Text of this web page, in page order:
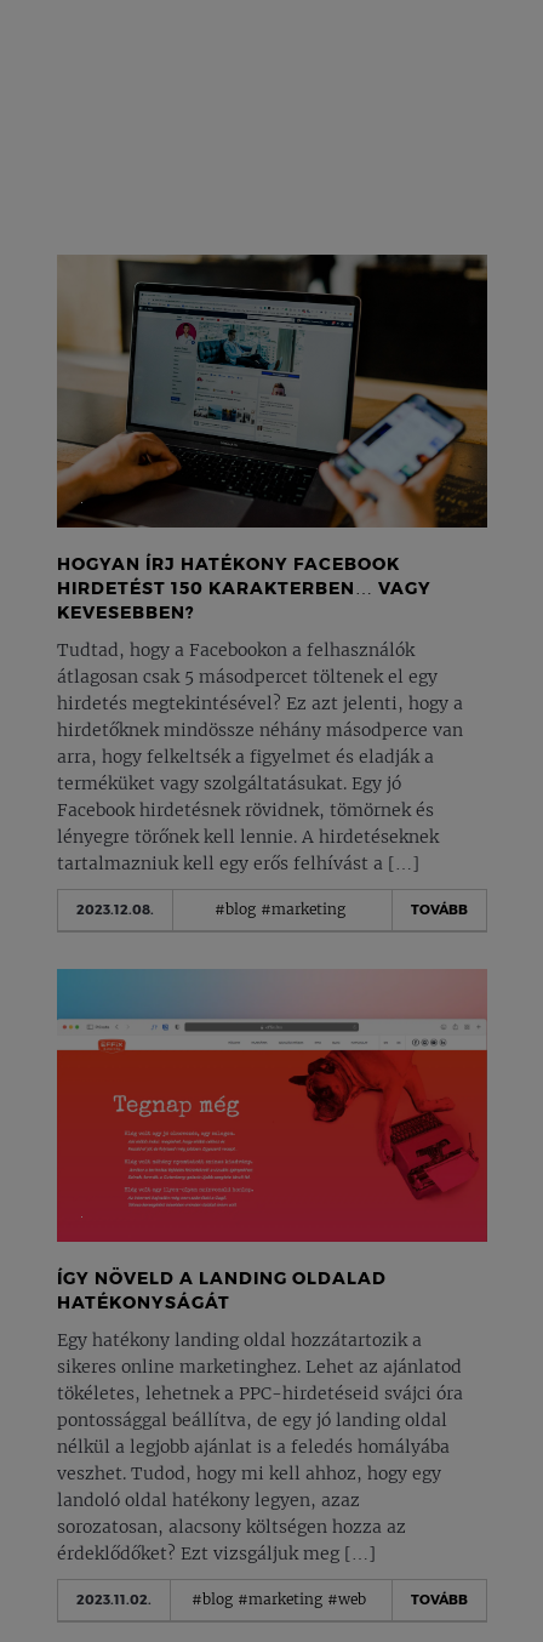
HOGYAN ÍRJ HATÉKONY FACEBOOK
HIRDETÉST 150 KARAKTERBEN… VAGY
KEVESEBBEN?
Tudtad, hogy a Facebookon a felhasználók
átlagosan csak 5 másodpercet töltenek el egy
hirdetés megtekintésével? Ez azt jelenti, hogy a
hirdetőknek mindössze néhány másodperce van
arra, hogy felkeltsék a figyelmet és eladják a
terméküket vagy szolgáltatásukat. Egy jó
Facebook hirdetésnek rövidnek, tömörnek és
lényegre törőnek kell lennie. A hirdetéseknek
tartalmazniuk kell egy erős felhívást a […]
2023.12.08. #blog #marketing TOVÁBB
ÍGY NÖVELD A LANDING OLDALAD
HATÉKONYSÁGÁT
Egy hatékony landing oldal hozzátartozik a
sikeres online marketinghez. Lehet az ajánlatod
tökéletes, lehetnek a PPC-hirdetéseid svájci óra
pontossággal beállítva, de egy jó landing oldal
nélkül a legjobb ajánlat is a feledés homályába
veszhet. Tudod, hogy mi kell ahhoz, hogy egy
landoló oldal hatékony legyen, azaz
sorozatosan, alacsony költségen hozza az
érdeklődőket? Ezt vizsgáljuk meg […]
2023.11.02. #blog #marketing #web TOVÁBB